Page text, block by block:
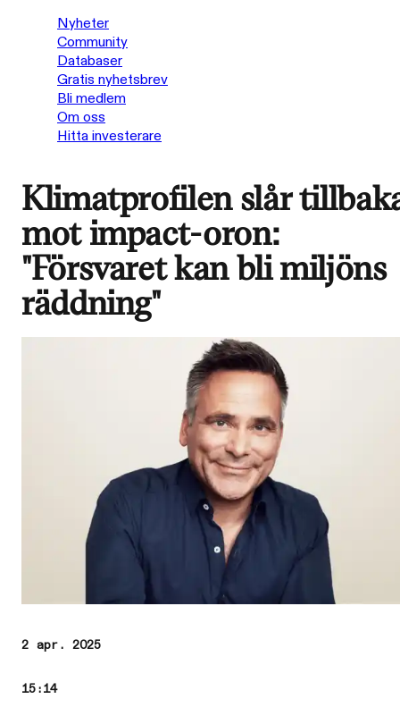
Nyheter
Community
Databaser
Gratis nyhetsbrev
Bli medlem
Om oss
Hitta investerare
Klimatprofilen slår
mot impact-oron:
"Försvaret kan bli miljöns
räddning"
2 apr. 2025
15:14